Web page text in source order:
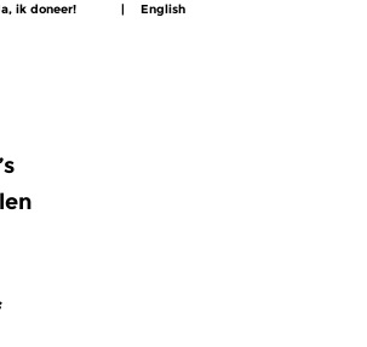
ik doneer! | English